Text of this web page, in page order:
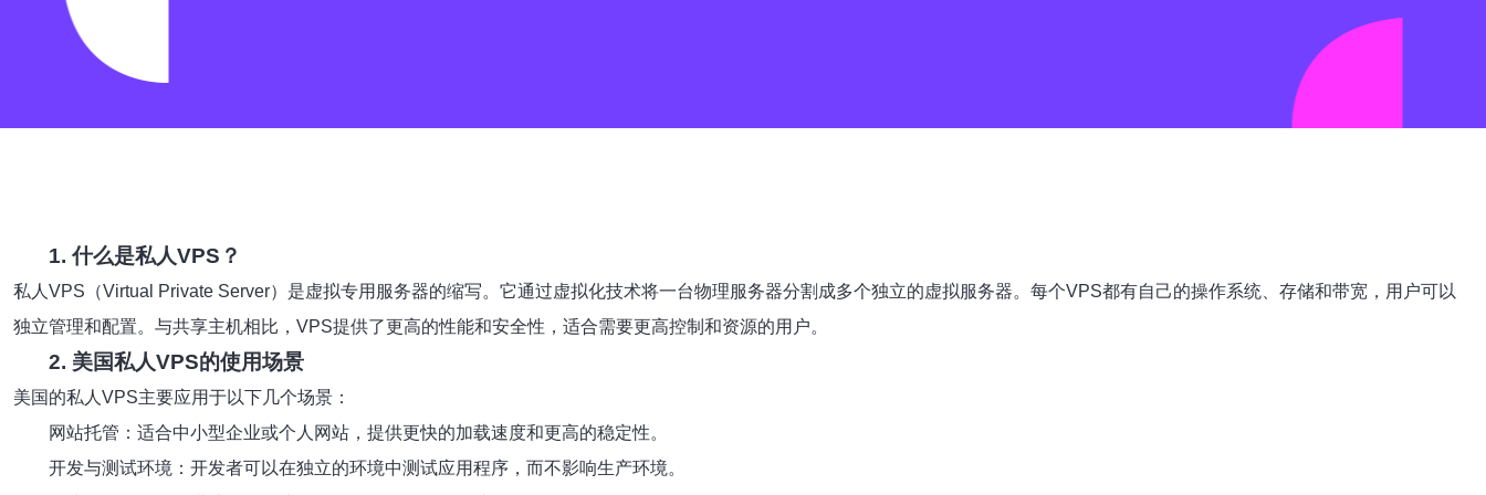
1. 什么是私人VPS？
私人VPS（Virtual Private Server）是虚拟专用服务器的缩写。它通过虚拟化技术将一台物理服务器分割成多个独立的虚拟服务器。每个VPS都有自己的操作系统、存储和带宽，用户可以
独立管理和配置。与共享主机相比，VPS提供了更高的性能和安全性，适合需要更高控制和资源的用户。
2. 美国私人VPS的使用场景
美国的私人VPS主要应用于以下几个场景：
网站托管：适合中小型企业或个人网站，提供更快的加载速度和更高的稳定性。
开发与测试环境：开发者可以在独立的环境中测试应用程序，而不影响生产环境。